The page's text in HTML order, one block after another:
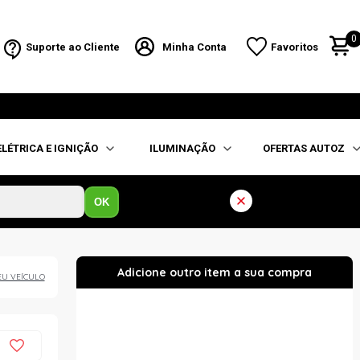
Suporte ao Cliente Minha Conta Favoritos
0
E IGNIÇÃO ILUMINAÇÃO OFERTAS AUTOZ
OK
VEÍCULO